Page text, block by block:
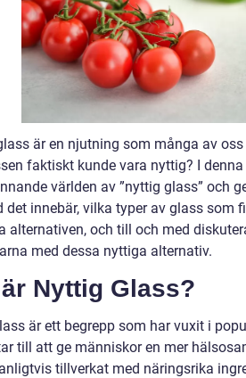
är en njutning som många av
faktiskt kunde vara nyttig? I
världen av ”nyttig glass” och
det innebär, vilka typer av glass som
alternativen, och till och med
med dessa nyttiga alternativ.
Nyttig Glass?
är ett begrepp som har vuxit i
till att ge människor en mer
tillverkat med näringsrika